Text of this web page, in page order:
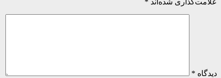
شده‌اند*
*